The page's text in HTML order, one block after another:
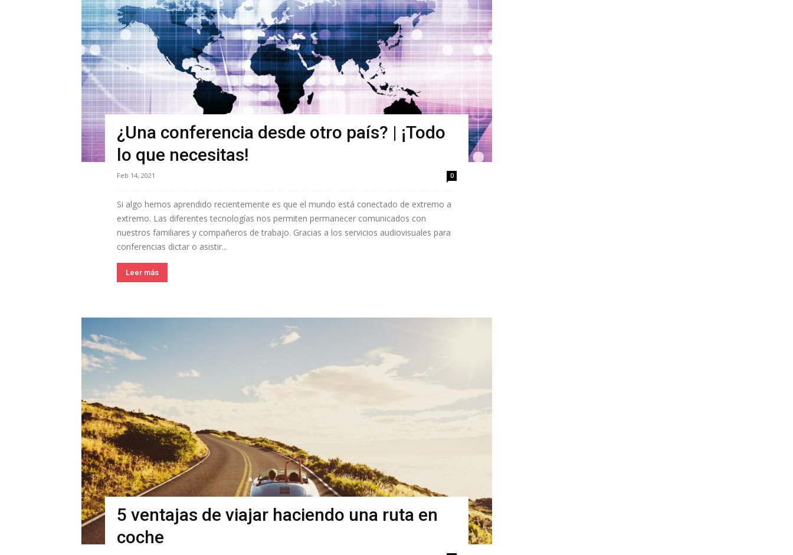
¿Una conferencia desde otro país? | ¡Todo
lo que necesitas!
Feb 14, 2021 0
Si algo hemos aprendido recientemente es que el mundo está conectado de extremo a
extremo. Las diferentes tecnologías nos permiten permanecer comunicados con
nuestros familiares y compañeros de trabajo. Gracias a los servicios audiovisuales para
conferencias dictar o asistir...
Leer más
5 ventajas de viajar haciendo una ruta en
coche